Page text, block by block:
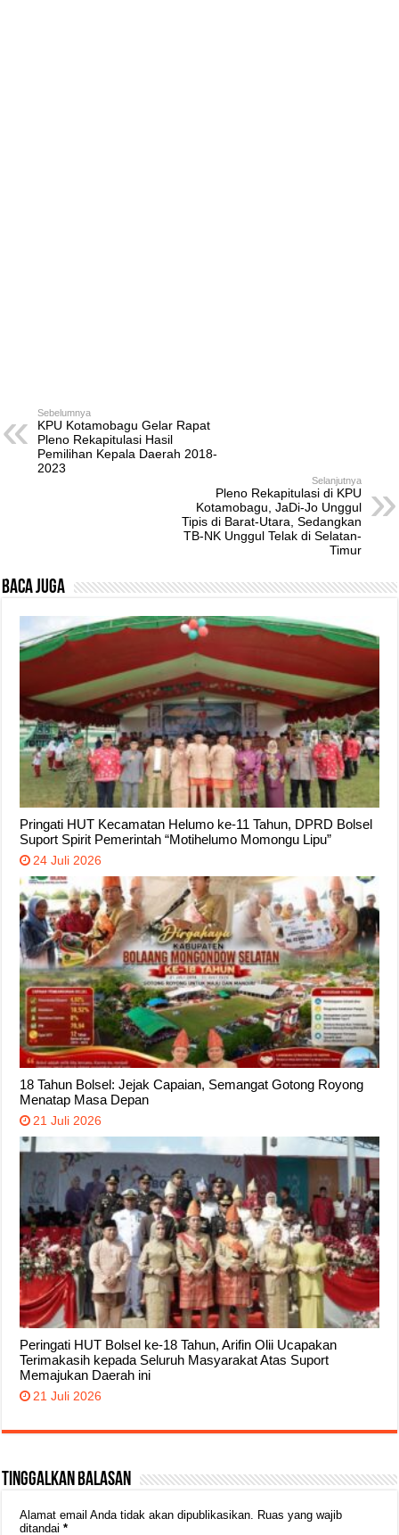
Sebelumnya
KPU Kotamobagu Gelar Rapat
Pleno Rekapitulasi Hasil
Pemilihan Kepala Daerah 2018-
2023
Selanjutnya
Pleno Rekapitulasi di KPU
Kotamobagu, JaDi-Jo Unggul
Tipis di Barat-Utara, Sedangkan
TB-NK Unggul Telak di Selatan-
Timur
Baca Juga
Pringati HUT Kecamatan Helumo ke-11 Tahun, DPRD Bolsel
Suport Spirit Pemerintah “Motihelumo Momongu Lipu”
24 Juli 2026
18 Tahun Bolsel: Jejak Capaian, Semangat Gotong Royong
Menatap Masa Depan
21 Juli 2026
Peringati HUT Bolsel ke-18 Tahun, Arifin Olii Ucapakan
Terimakasih kepada Seluruh Masyarakat Atas Suport
Memajukan Daerah ini
21 Juli 2026
Tinggalkan Balasan
Alamat email Anda tidak akan dipublikasikan. Ruas yang wajib
ditandai*